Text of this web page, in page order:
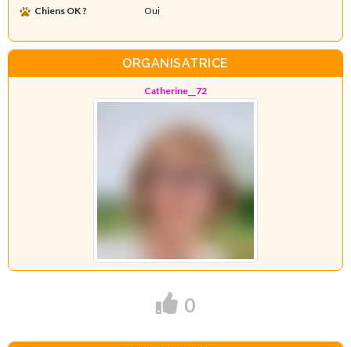
Chiens OK ?
Oui
ORGANISATRICE
Catherine__72
0